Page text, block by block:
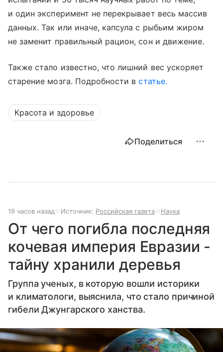
и один эксперимент не перекрывает весь массив
данных. Так или иначе, капсула с рыбьим жиром
не заменит правильный рацион, сон и движение.
Также стало известно, что лишний вес ускоряет
старение мозга. Подробности встатье.
Красота и здоровье
Поделиться
19 часов назад Источник: Российская газета Наука
От чего погибла последняя
кочевая империя Евразии -
тайну хранили деревья
Группа ученых, в которую вошли историки
и климатологи, выяснила, что стало причиной
гибели Джунгарского ханства.